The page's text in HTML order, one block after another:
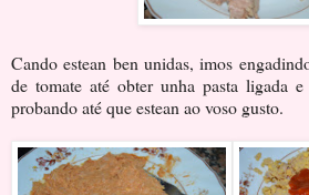
Cando estean ben unidas, imos
de tomate até obter unha pasta ligada
probando até que estean ao voso gusto.